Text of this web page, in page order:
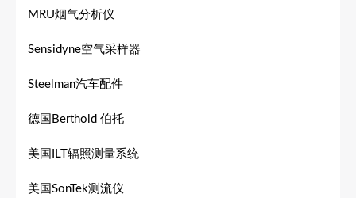
MRU烟气分析仪
Sensidyne空气采样器
Steelman汽车配件
德国Berthold 伯托
美国ILT辐照测量系统
美国SonTek测流仪